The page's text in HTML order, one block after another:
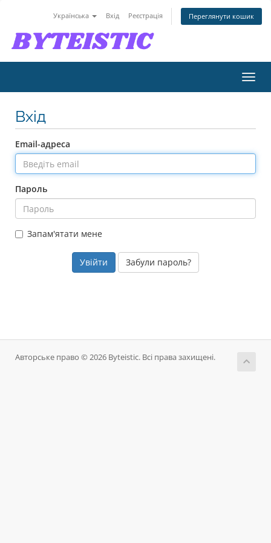
Українська Вхід Реєстрація Переглянути кошик
Вхід
Email-адреса
Пароль
Запам'ятати мене
Забули пароль?
Авторське право © 2026 Byteistic. Всі права захищені.